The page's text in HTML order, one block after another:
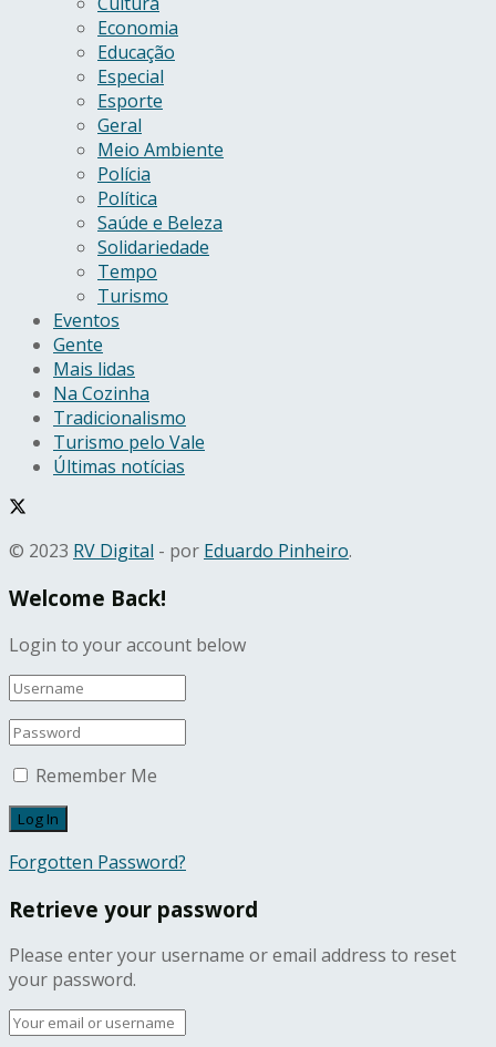
Economia
Educação
Especial
Esporte
Geral
Meio Ambiente
Polícia
Política
Saúde e Beleza
Solidariedade
Tempo
Turismo
Eventos
Gente
Mais lidas
Na Cozinha
Tradicionalismo
Turismo pelo Vale
Últimas notícias
© 2023 RV Digital - por Eduardo Pinheiro.
Welcome Back!
Login to your account below
Remember Me
Forgotten Password?
Retrieve your password
Please enter your username or email address to reset
your password.